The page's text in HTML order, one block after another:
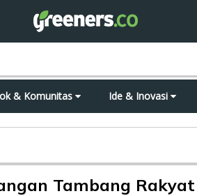
& Komunitas Ide & Inovasi
Tambang Rakyat